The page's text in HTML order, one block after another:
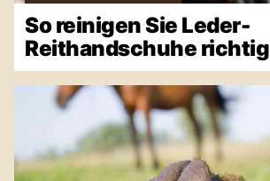
So reinigen Sie Leder-
Reithandschuhe richtig